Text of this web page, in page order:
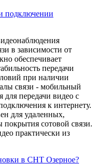
подключении
в зависимости от
обеспечивает
передачи
при наличии
связи - мобильный
передачи видео с
к интернету.
для удаленных,
покрытия сотовой связи.
практически из
в СНТ Озерное?